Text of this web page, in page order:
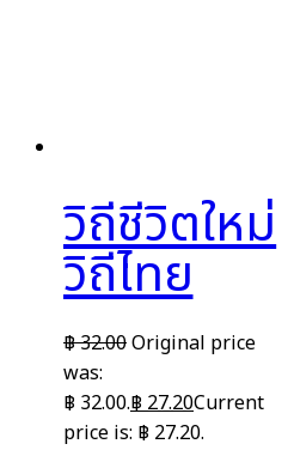
วิถีชีวิตใหม่
วิถีไทย
฿32.00Original price
was:
฿ 32.00.฿27.20Current
price is: ฿ 27.20.